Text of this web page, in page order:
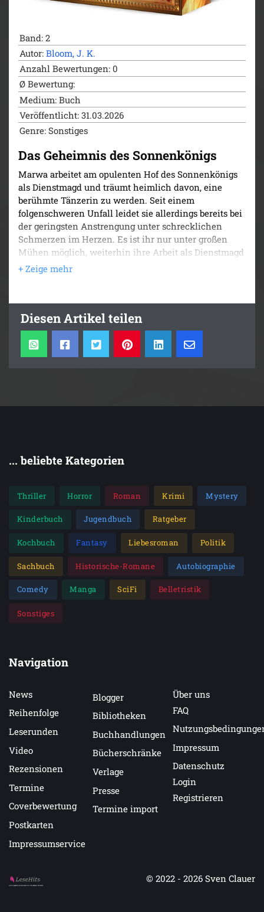
Band: 2
Autor: Bloom, J. K.
Anzahl Bewertungen: 0
Ø Bewertung:
Medium: Buch
Veröffentlicht: 31.03.2026
Genre: Sonstiges
Das Geheimnis des Sonnenkönigs
Marwa arbeitet am opulenten Hof des Sonnenkönigs
als Dienstmagd und träumt heimlich davon, eine
berühmte Tänzerin zu werden. Seit einem
folgenschweren Unfall leidet sie allerdings bereits bei
der geringsten Anstrengung unter schrecklichen
Schmerzen im Herzen. Es ist ihr nur unter großen
Mühen möglich, weiterhin ihre Arbeit als Dienstmagd
zu verrichten.
einem der für sie verbotenen Palastsäle Ruhe und
wird ausgerechnet vom König ertappt. Dieser erkennt
ihre kritische Situation und erklärt sich trotz ihres
Regelbruchs bereit, Marwa zu helfen. Wie ein Wunder
lässt er ihre Schmerzen verschwinden. Dabei ahnt
Marwa nicht, dass er ein finsteres Geheimnis hütet.
Diesen Artikel teilen
... beliebte Kategorien
Thriller Horror Roman Krimi Mystery
Kinderbuch Jugendbuch Ratgeber
Kochbuch Fantasy Liebesroman Politik
Sachbuch Historische-Romane Autobiographie
Comedy Manga SciFi Belletristik
Sonstiges
Navigation
News
Reihenfolge
Leserunden
Video
Rezensionen
Termine
Coverbewertung
Postkarten
Impressumservice
Blogger
Bibliotheken
Buchhandlungen
Bücherschränke
Verlage
Presse
Termine import
Über uns
FAQ
Impressum
Datenschutz
Login
Registrieren
Auf LeseHits.de findest Du die besten Bücher.
© 2022 - 2026 Sven Clauer